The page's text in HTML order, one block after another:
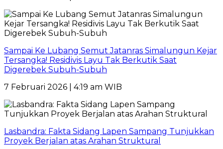
Sampai Ke Lubang Semut Jatanras Simalungun Kejar
Tersangka! Residivis Layu Tak Berkutik Saat
Digerebek Subuh-Subuh
7 Februari 2026 | 4:19 am WIB
Lasbandra: Fakta Sidang Lapen Sampang Tunjukkan
Proyek Berjalan atas Arahan Struktural